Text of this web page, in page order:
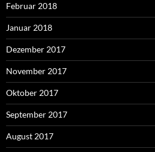
Februar 2018
Januar 2018
Dezember 2017
November 2017
Oktober 2017
September 2017
August 2017